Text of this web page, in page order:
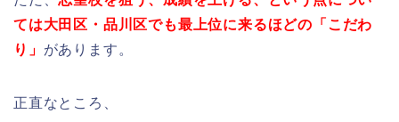
ては大田区・品川区でも最上位に来るほどの「こだわ
り」 があります。
正直なところ、